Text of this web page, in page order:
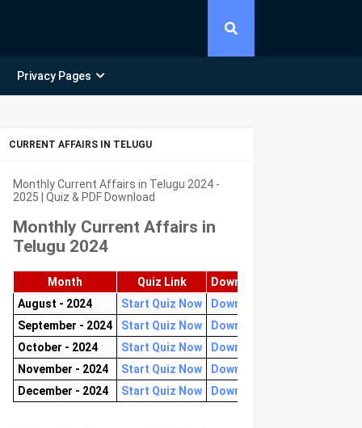
Privacy Pages
CURRENT AFFAIRS IN TELUGU
Monthly Current Affairs in Telugu 2024 -
2025 | Quiz & PDF Download
Monthly Current Affairs in
Telugu 2024
Month Quiz Link
Download PDF
August - 2024
Start Quiz Now
Download now
September - 2024
Start Quiz Now
Download now
October - 2024
Start Quiz Now
Download now
November - 2024
Start Quiz Now
Download now
December - 2024
Start Quiz Now Download now